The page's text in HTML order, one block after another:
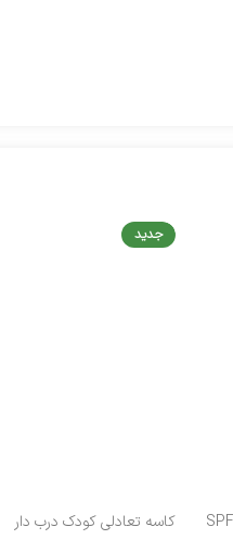
جدید
کاسه تعادلی کودک درب‌ دار